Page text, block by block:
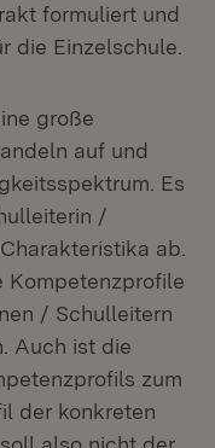
formuliert und
die Einzelschule.
große
auf und
Es
/
ab.
Kompetenzprofile
/ Schulleitern
Auch ist die
zum
der konkreten